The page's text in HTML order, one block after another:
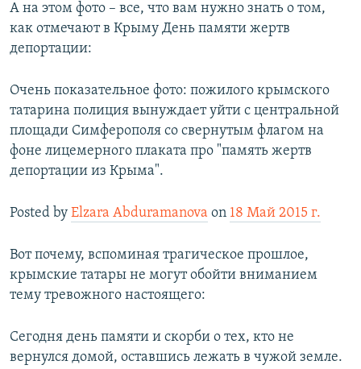
А на этом фото – все, что вам нужно знать о том,
как отмечают в Крыму День памяти жертв
депортации:
Очень показательное фото: пожилого крымского
татарина полиция вынуждает уйти с центральной
площади Симферополя со свернутым флагом на
фоне лицемерного плаката про "память жертв
депортации из Крыма".
Posted by Elzara Abduramanova on 18 Май 2015 г.
Вот почему, вспоминая трагическое прошлое,
крымские татары не могут обойти вниманием
тему тревожного настоящего:
Сегодня день памяти и скорби о тех, кто не
вернулся домой, оставшись лежать в чужой земле.